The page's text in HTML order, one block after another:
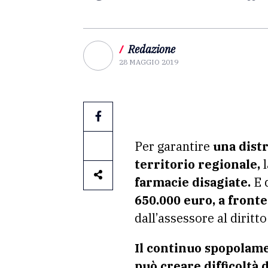
/ Redazione
28 MAGGIO 2019
Per garantire una
territorio regionale,
farmacie disagiate. E
650.000 euro, a
dall’assessore al
Il continuo